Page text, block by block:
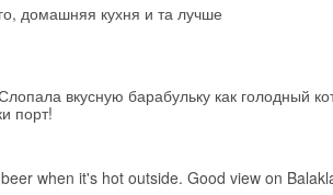
домашняя кухня и та лучше
вкусную барабульку как голодный
порт!
when it's hot outside. Good view on